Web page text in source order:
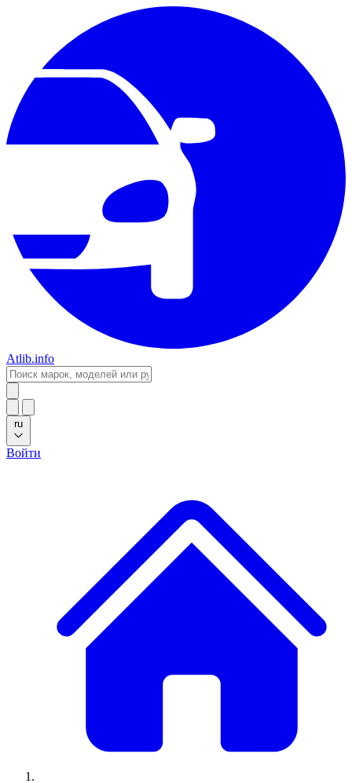
Atlib.info
ru
Войти